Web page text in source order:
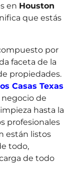
en Houston
que estás
por
faceta de la
propiedades.
Casas Texas
de
hasta la
profesionales
están listos
todo,
de todo